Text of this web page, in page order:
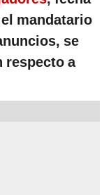
mandatario
se
respecto a